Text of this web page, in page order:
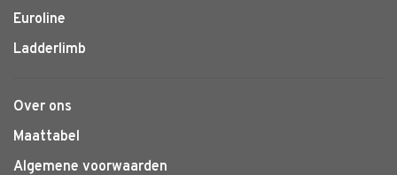
Euroline
Ladderlimb
Over ons
Maattabel
Algemene voorwaarden